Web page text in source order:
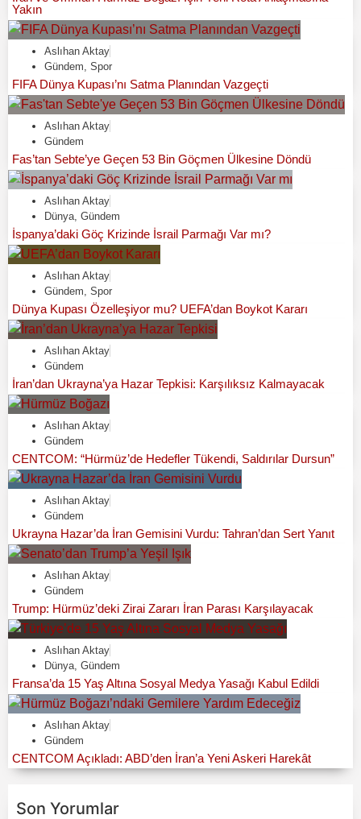
Yakın
Aslıhan Aktay
Gündem Spor
FIFA Dünya Kupası’nı Satma Planından Vazgeçti
Aslıhan Aktay
Gündem
Fas’tan Sebte’ye Geçen 53 Bin Göçmen Ülkesine Döndü
Aslıhan Aktay
Dünya Gündem
İspanya’daki Göç Krizinde İsrail Parmağı Var mı?
Aslıhan Aktay
Gündem Spor
Dünya Kupası Özelleşiyor mu? UEFA’dan Boykot Kararı
Aslıhan Aktay
Gündem
İran’dan Ukrayna’ya Hazar Tepkisi: Karşılıksız Kalmayacak
Aslıhan Aktay
Gündem
CENTCOM: “Hürmüz’de Hedefler Tükendi, Saldırılar Dursun”
Aslıhan Aktay
Gündem
Ukrayna Hazar’da İran Gemisini Vurdu: Tahran’dan Sert Yanıt
Aslıhan Aktay
Gündem
Trump: Hürmüz’deki Zirai Zararı İran Parası Karşılayacak
Aslıhan Aktay
Dünya Gündem
Fransa’da 15 Yaş Altına Sosyal Medya Yasağı Kabul Edildi
Aslıhan Aktay
Gündem
CENTCOM Açıkladı: ABD’den İran’a Yeni Askeri Harekât
Son Yorumlar